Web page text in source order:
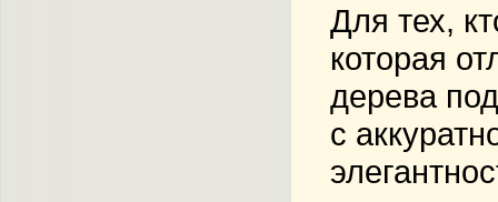
Для тех,
которая
дерева
с